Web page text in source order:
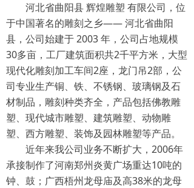
河北省曲阳县 辉煌雕塑 有限公司，位
于中国著名的雕刻之乡—— 河北省曲阳
县，公司始建于 2003 年，公司占地规模
30多亩，工厂建筑面积共2千平方米，大型
现代化雕刻加工车间2座，龙门吊2部，公
司专业生产铜、铁、不锈钢、玻璃钢及石
材制品，雕刻种类齐全，产品包括佛教雕
塑、现代城市雕塑、建筑雕塑、动物雕
塑、西方雕塑、装饰及园林雕塑等产品。
近年来我公司业务不断扩大，2006年
承接制作了河南郑州炎黄广场重达10吨的
钟、鼓；广西梧州龙母庙及高38米的龙母